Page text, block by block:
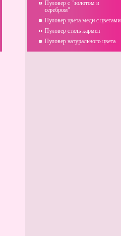
Пуловер с "золотом и
серебром"
Пуловер цвета меди с цветами
Пуловер стиль кармен
Пуловер натурального цвета